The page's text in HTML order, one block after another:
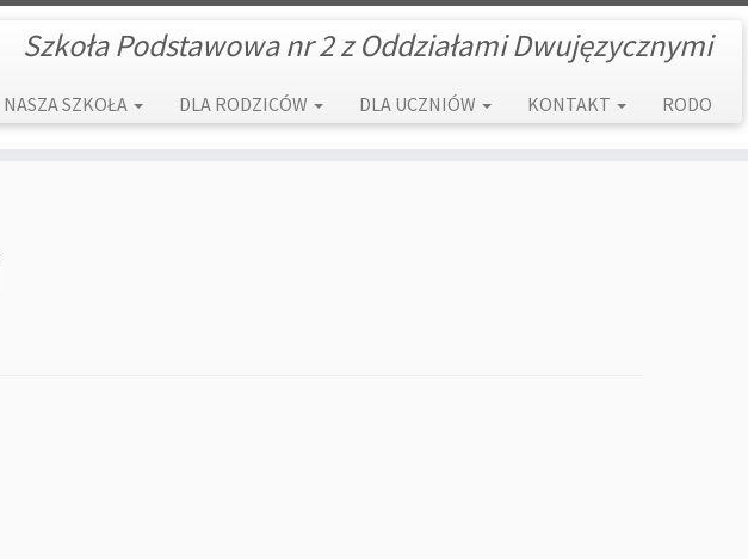
Szkoła Podstawowa nr 2 z Oddziałami Dwujęzycznymi
NASZA SZKOŁA DLA RODZICÓW DLA UCZNIÓW KONTAKT RODO